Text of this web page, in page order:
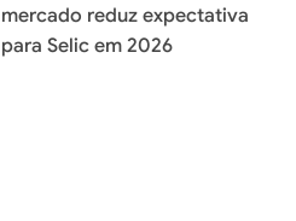
mercado reduz expectativa
para Selic em 2026